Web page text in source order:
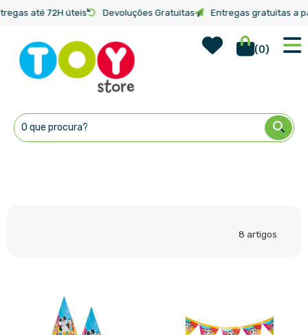
até 72H úteis Devoluções Gratuitas Entregas gratuitas a
Wish List
(0)
para
Conteúdo
Início Categorias
8 artigos